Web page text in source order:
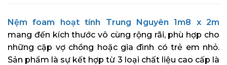
Nệm foam hoạt tính Trung Nguyên 1m8 x 2m
mang đến kích thước vô cùng rộng rãi, phù hợp cho
những cặp vợ chồng hoặc gia đình có trẻ em nhỏ.
Sản phẩm là sự kết hợp từ 3 loại chất liệu cao cấp là